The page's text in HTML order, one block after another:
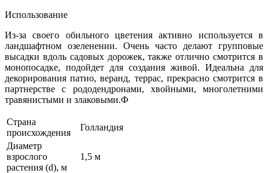
Использование
Из-за своего обильного цветения активно используется в
ландшафтном озеленении. Очень часто делают групповые
высадки вдоль садовых дорожек, также отлично смотрится в
монопосадке, подойдет для создания живой. Идеальна для
декорирования патио, веранд, террас, прекрасно смотрится в
партнерстве с рододендронами, хвойными, многолетними
травянистыми и злаковыми.Ф
Страна
происхождения
Голландия
Диаметр
взрослого
растения (d), м
1,5 м